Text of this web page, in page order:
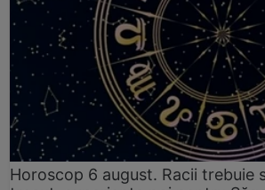
Horoscop 6 august. Racii trebuie